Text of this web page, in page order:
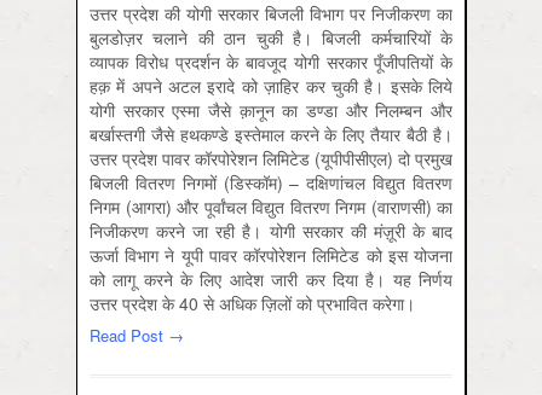
उत्तर प्रदेश की योगी सरकार बिजली विभाग पर निजीकरण का
बुलडोज़र चलाने की ठान चुकी है। बिजली कर्मचारियों के
व्यापक विरोध प्रदर्शन के बावजूद योगी सरकार पूँजीपतियों के
हक़ में अपने अटल इरादे को ज़ाहिर कर चुकी है। इसके लिये
योगी सरकार एस्मा जैसे क़ानून का डण्डा और निलम्बन और
बर्खास्तगी जैसे हथकण्डे इस्तेमाल करने के लिए तैयार बैठी है।
उत्तर प्रदेश पावर कॉरपोरेशन लिमिटेड (यूपीपीसीएल) दो प्रमुख
बिजली वितरण निगमों (डिस्कॉम) – दक्षिणांचल विद्युत वितरण
निगम (आगरा) और पूर्वांचल विद्युत वितरण निगम (वाराणसी) का
निजीकरण करने जा रही है। योगी सरकार की मंज़ूरी के बाद
ऊर्जा विभाग ने यूपी पावर कॉरपोरेशन लिमिटेड को इस योजना
को लागू करने के लिए आदेश जारी कर दिया है। यह निर्णय
उत्तर प्रदेश के 40 से अधिक ज़िलों को प्रभावित करेगा।
Read Post →